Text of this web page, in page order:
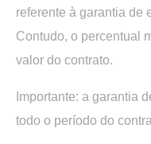
referente à garantia de
Contudo, o percentual
valor do contrato.
Importante: a garantia
todo o período do